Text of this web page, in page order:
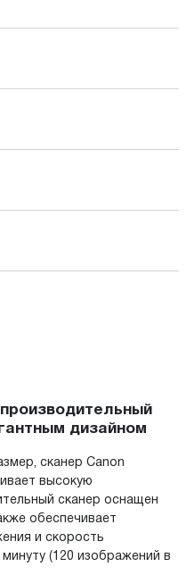
дизайном
сканер Canon
высокую
сканер оснащен
обеспечивает
и скорость
(120 изображений в